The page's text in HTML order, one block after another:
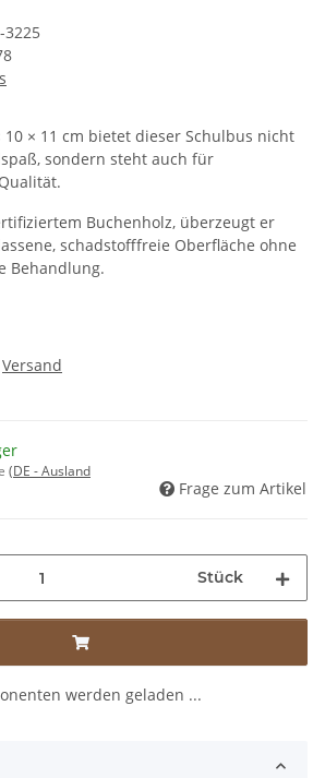
3225
× 11 cm bietet dieser Schulbus nicht
sondern steht auch für
Buchenholz, überzeugt er
schadstofffreie Oberfläche ohne
Behandlung.
Versand
(DE - Ausland
Frage zum Artikel
Stück
werden geladen ...